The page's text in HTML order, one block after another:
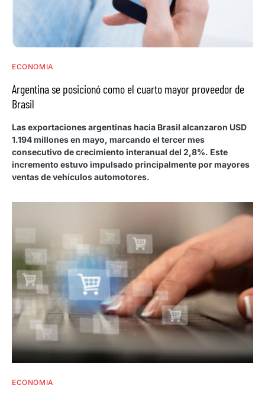
ECONOMIA
Argentina se posicionó como el cuarto mayor proveedor de
Brasil
Las exportaciones argentinas hacia Brasil alcanzaron USD
1.194 millones en mayo, marcando el tercer mes
consecutivo de crecimiento interanual del 2,8%. Este
incremento estuvo impulsado principalmente por mayores
ventas de vehículos automotores.
ECONOMIA